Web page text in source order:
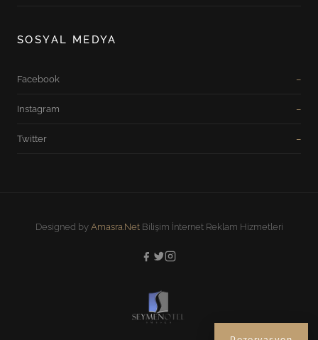
SOSYAL MEDYA
Facebook
Instagram
Twitter
Designed by Amasra.NetBilişim İnternet Reklam Hizmetleri